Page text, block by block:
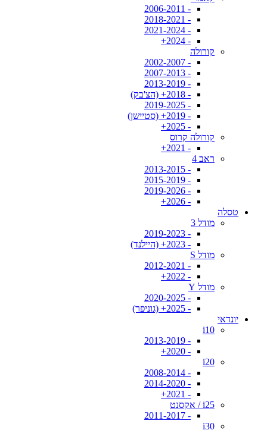
- 2006-2011
- 2018-2021
- 2021-2024
- 2024+
קורולה
- 2002-2007
- 2007-2013
- 2013-2019
- 2018+ (הצ'בק)
- 2019-2025
- 2019+ (סטיישן)
- 2025+
קורולה קרוס
- 2021+
ראב 4
- 2013-2015
- 2015-2019
- 2019-2026
- 2026+
טסלה
מודל 3
- 2019-2023
- 2023+ (היילנד)
מודל S
- 2012-2021
- 2022+
מודל Y
- 2020-2025
- 2025+ (גוניפר)
יונדאי
i10
- 2013-2019
- 2020+
i20
- 2008-2014
- 2014-2020
- 2021+
i25 / אקסנט
- 2011-2017
i30